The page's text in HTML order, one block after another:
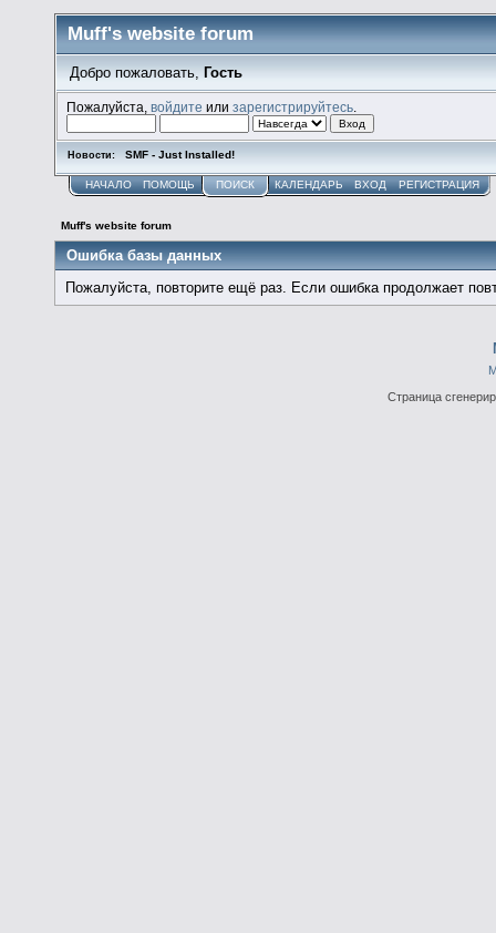
Muff's website forum
Добро пожаловать, Гость
Пожалуйста,войдите илизарегистрируйтесь
Новости: SMF - Just Installed!
НАЧАЛО ПОМОЩЬ ПОИСК КАЛЕНДАРЬ ВХОД РЕГИСТРАЦИЯ
Muff's website forum
Ошибка базы данных
Пожалуйста, повторите ещё раз. Если ошибка продолжает
Страница